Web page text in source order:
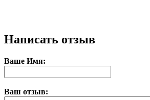
Написать отзыв
Ваше Имя:
Ваш отзыв: